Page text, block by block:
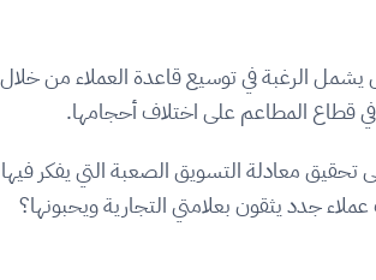
الرغبة في توسيع قاعدة العملاء من
قطاع المطاعم على اختلاف أحجامها.
تحقيق معادلة التسويق الصعبة التي
جدد يثقون بعلامتي التجارية ويحبونها؟